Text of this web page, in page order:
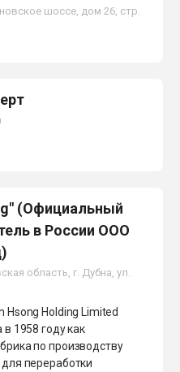
шоссе, дом 26, стр.
(Официальный
в России ООО
область, г. Дубна, ул.
Hsong Holding Limited
1958 году как
по производству
переработки